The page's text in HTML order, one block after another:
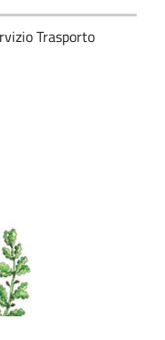
Trasporto